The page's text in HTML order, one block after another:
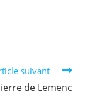
suivant
de Lemenc